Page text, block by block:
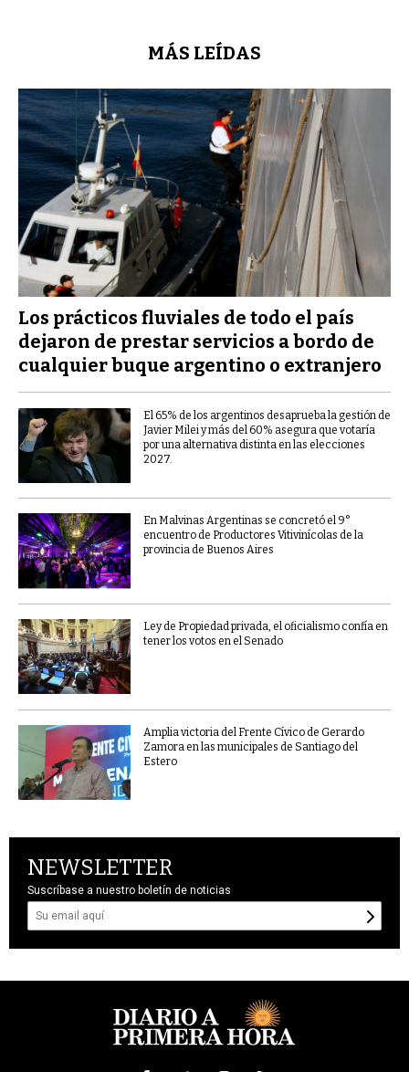
MÁS LEÍDAS
Los prácticos fluviales de todo el país
dejaron de prestar servicios a bordo de
cualquier buque argentino o extranjero
El 65% de los argentinos desaprueba la gestión de
Javier Milei y más del 60% asegura que votaría
por una alternativa distinta en las elecciones
2027.
En Malvinas Argentinas se concretó el 9°
encuentro de Productores Vitivinícolas de la
provincia de Buenos Aires
Ley de Propiedad privada, el oficialismo confía en
tener los votos en el Senado
Amplia victoria del Frente Cívico de Gerardo
Zamora en las municipales de Santiago del
Estero
NEWSLETTER
Suscríbase a nuestro boletín de noticias